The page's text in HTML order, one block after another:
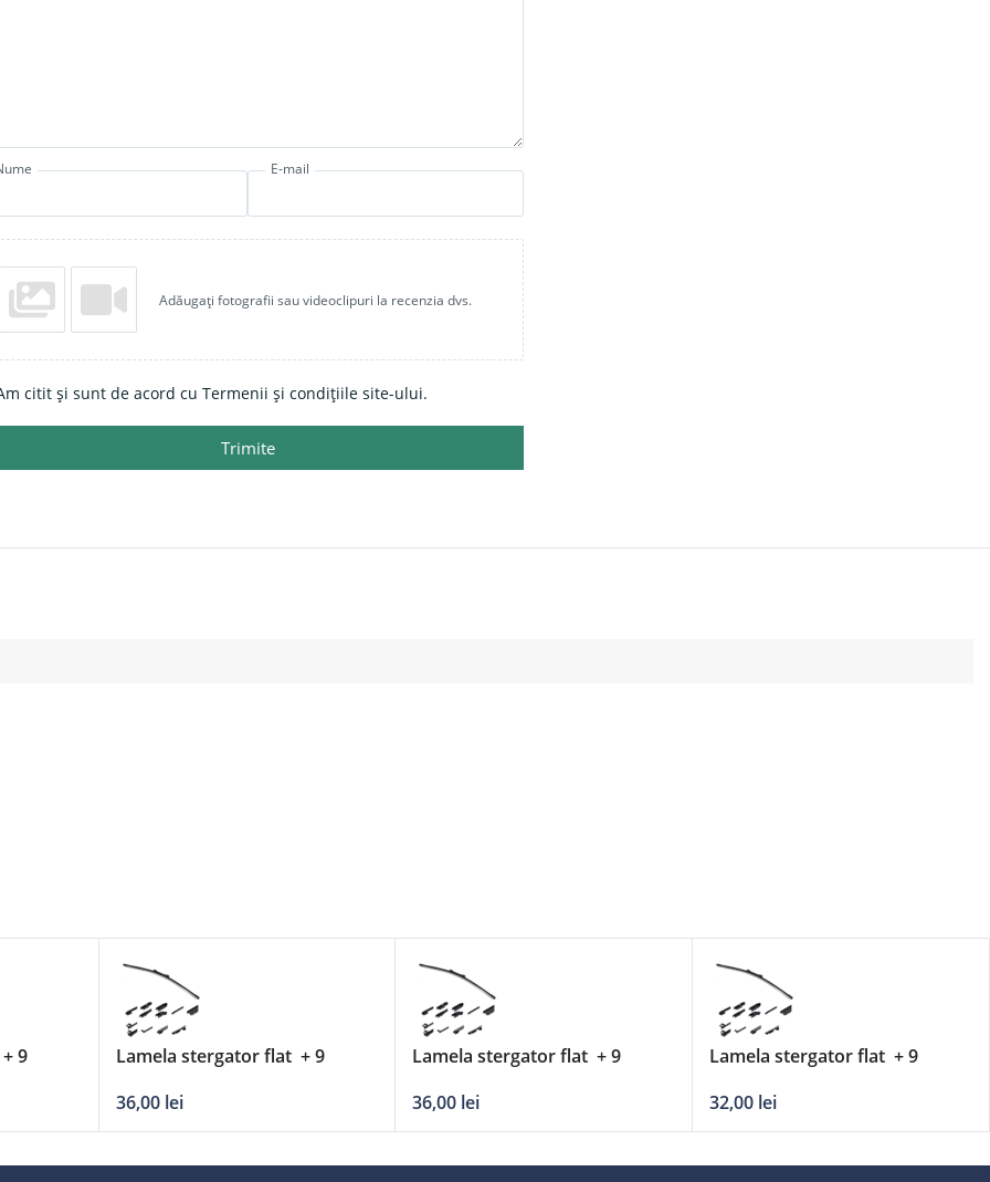
E-mail
Adăugați fotografii sau videoclipuri la recenzia dvs.
citit și sunt de acord cu Termenii și condițiile site-ului.
Trimite
9
Lamela stergator flat + 9
36,00 lei
Lamela stergator flat + 9
36,00 lei
Lamela stergator flat + 9
32,00 lei